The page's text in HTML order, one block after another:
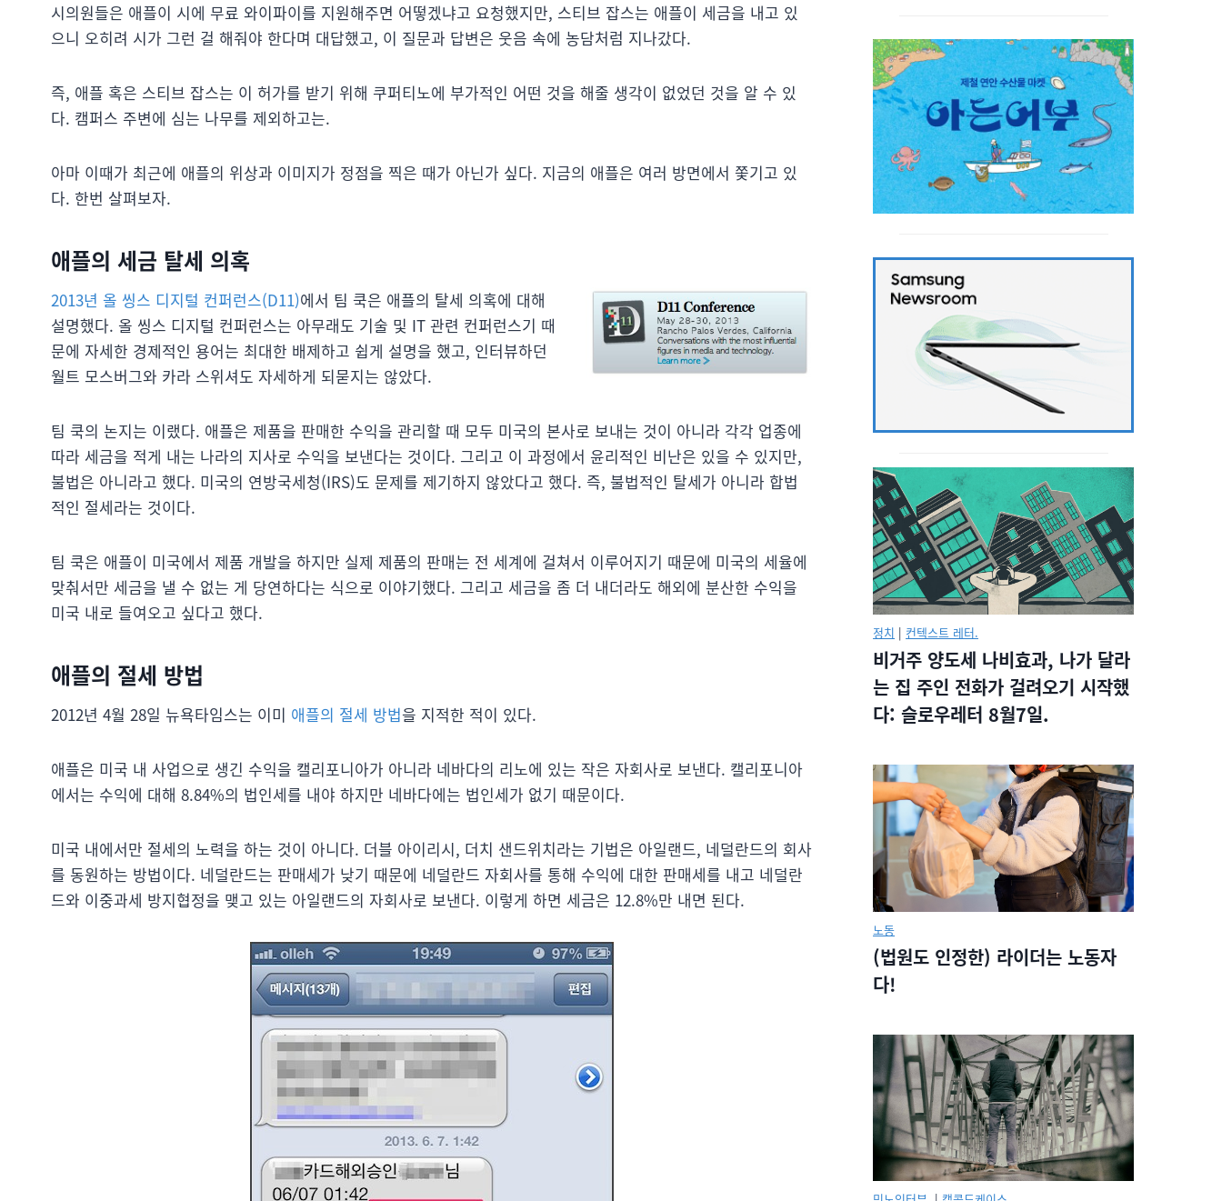
시의원들은 애플이 시에 무료 와이파이를 지원해주면 어떻겠냐고 요청했지만, 스티브 잡스는 애플이 세금을 내고 있
으니 오히려 시가 그런 걸 해줘야 한다며 대답했고, 이 질문과 답변은 웃음 속에 농담처럼 지나갔다.
즉, 애플 혹은 스티브 잡스는 이 허가를 받기 위해 쿠퍼티노에 부가적인 어떤 것을 해줄 생각이 없었던 것을 알 수 있
다. 캠퍼스 주변에 심는 나무를 제외하고는.
아마 이때가 최근에 애플의 위상과 이미지가 정점을 찍은 때가 아닌가 싶다. 지금의 애플은 여러 방면에서 쫓기고 있
다. 한번 살펴보자.
애플의 세금 탈세 의혹
2013년 올 씽스 디지털 컨퍼런스(D11)에서 팀 쿡은 애플의 탈세 의혹에 대해
설명했다. 올 씽스 디지털 컨퍼런스는 아무래도 기술 및 IT 관련 컨퍼런스기 때
문에 자세한 경제적인 용어는 최대한 배제하고 쉽게 설명을 했고, 인터뷰하던
월트 모스버그와 카라 스위셔도 자세하게 되묻지는 않았다.
팀 쿡의 논지는 이랬다. 애플은 제품을 판매한 수익을 관리할 때 모두 미국의 본사로 보내는 것이 아니라 각각 업종에
따라 세금을 적게 내는 나라의 지사로 수익을 보낸다는 것이다. 그리고 이 과정에서 윤리적인 비난은 있을 수 있지만,
불법은 아니라고 했다. 미국의 연방국세청(IRS)도 문제를 제기하지 않았다고 했다. 즉, 불법적인 탈세가 아니라 합법
적인 절세라는 것이다.
팀 쿡은 애플이 미국에서 제품 개발을 하지만 실제 제품의 판매는 전 세계에 걸쳐서 이루어지기 때문에 미국의 세율에
맞춰서만 세금을 낼 수 없는 게 당연하다는 식으로 이야기했다. 그리고 세금을 좀 더 내더라도 해외에 분산한 수익을
미국 내로 들여오고 싶다고 했다.
애플의 절세 방법
2012년 4월 28일 뉴욕타임스는 이미 애플의 절세 방법을 지적한 적이 있다.
애플은 미국 내 사업으로 생긴 수익을 캘리포니아가 아니라 네바다의 리노에 있는 작은 자회사로 보낸다. 캘리포니아
에서는 수익에 대해 8.84%의 법인세를 내야 하지만 네바다에는 법인세가 없기 때문이다.
미국 내에서만 절세의 노력을 하는 것이 아니다. 더블 아이리시, 더치 샌드위치라는 기법은 아일랜드, 네덜란드의 회사
를 동원하는 방법이다. 네덜란드는 판매세가 낮기 때문에 네덜란드 자회사를 통해 수익에 대한 판매세를 내고 네덜란
드와 이중과세 방지협정을 맺고 있는 아일랜드의 자회사로 보낸다. 이렇게 하면 세금은 12.8%만 내면 된다.
정치 | 컨텍스트 레터.
비거주 양도세 나비효과, 나가 달라
는 집 주인 전화가 걸려오기 시작했
다: 슬로우레터 8월7일.
노동
(법원도 인정한) 라이더는 노동자
다!